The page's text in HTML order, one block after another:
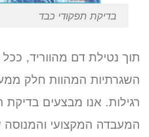
בדיקת תפקודי כבד
תוך נטילת דם מהווריד,
השגרתיות המהוות חלק
רגילות. אנו מבצעים בדיקת
המעבדה המקצועי והמנוסה